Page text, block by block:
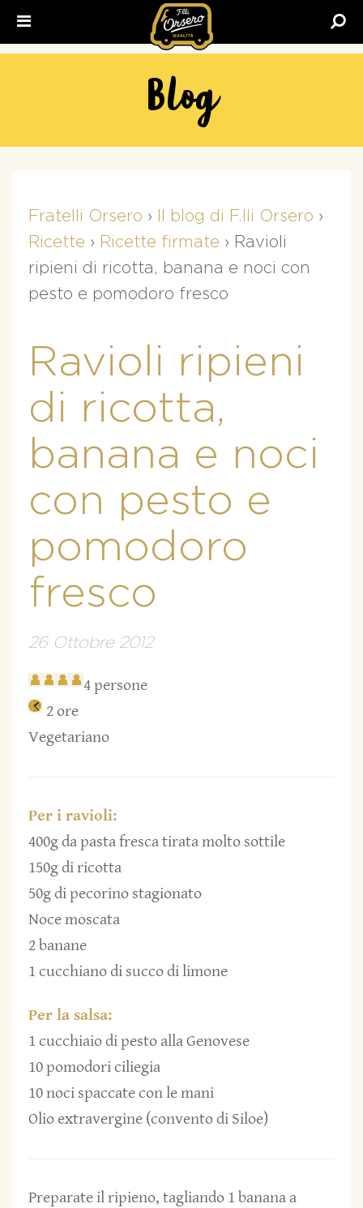
Blog
Fratelli Orsero › Il blog di F.lli Orsero ›
Ricette › Ricette firmate › Ravioli
ripieni di ricotta, banana e noci con
pesto e pomodoro fresco
Ravioli ripieni
di ricotta,
banana e noci
con pesto e
pomodoro
fresco
26 Ottobre 2012
4 persone
2 ore
Vegetariano
Per i ravioli:
400g da pasta fresca tirata molto sottile
150g di ricotta
50g di pecorino stagionato
Noce moscata
2 banane
1 cucchiano di succo di limone
Per la salsa:
1 cucchiaio di pesto alla Genovese
10 pomodori ciliegia
10 noci spaccate con le mani
Olio extravergine (convento di Siloe)
Preparate il ripieno, tagliando 1 banana a